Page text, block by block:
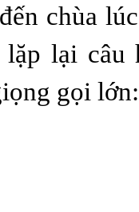
chùa
lại câu
gọi lớn: